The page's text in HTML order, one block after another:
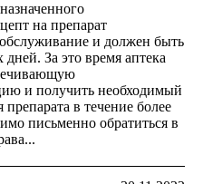
на препарат
и должен быть
За это время аптека
и получить необходимый
препарата в течение более
письменно обратиться в